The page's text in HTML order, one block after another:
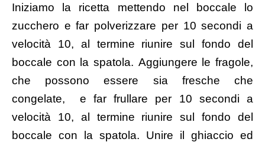
Iniziamo la ricetta mettendo nel boccale lo
zucchero e far polverizzare per 10 secondi a
velocità 10, al termine riunire sul fondo del
boccale con la spatola. Aggiungere le fragole,
che possono essere sia fresche che
congelate, e far frullare per 10 secondi a
velocità 10, al termine riunire sul fondo del
boccale con la spatola. Unire il ghiaccio ed